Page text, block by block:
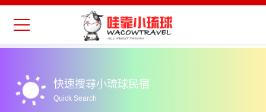
Previous
wb_sunny 快速搜尋小琉球民宿
Quick Search